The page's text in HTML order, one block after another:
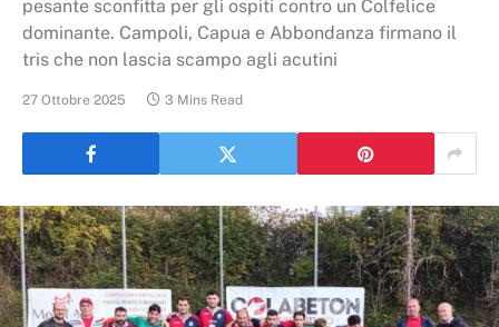
pesante sconfitta per gli ospiti contro un Colfelice
dominante. Campoli, Capua e Abbondanza firmano il
tris che non lascia scampo agli acutini
27 Ottobre 2025 3 Mins Read